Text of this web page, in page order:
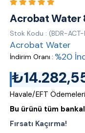
Acrobat Water
Stok Kodu (BDR-ACT-
Acrobat Water
İndirim Oranı : %20
Havale/EFT
Bu ürünü tüm
Fırsatı Kaçırma!